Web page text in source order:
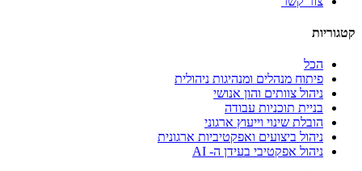
קטגוריות
הכל
פיתוח מנהלים ומנהיגות ניהולית
ניהול צוותים והון אנושי
בניית תוכניות עבודה
הובלת שינוי וייעוץ ארגוני
ניהול ביצועים ואפקטיביות ארגונית
ניהול אפקטיבי בעידן ה- AI